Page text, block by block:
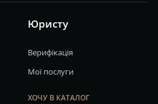
Юристу
Верифікація
Мої послуги
ХОЧУ В КАТАЛОГ